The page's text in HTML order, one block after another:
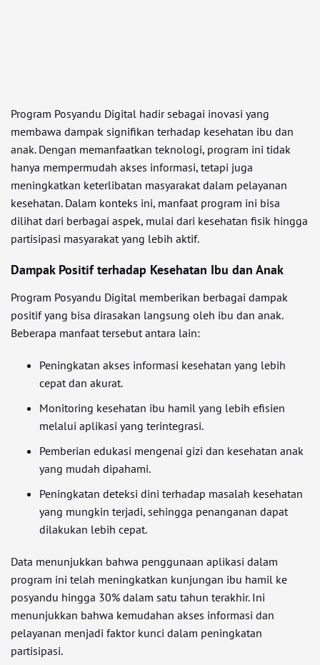
Program Posyandu Digital hadir sebagai inovasi yang
membawa dampak signifikan terhadap kesehatan ibu dan
anak. Dengan memanfaatkan teknologi, program ini tidak
hanya mempermudah akses informasi, tetapi juga
meningkatkan keterlibatan masyarakat dalam pelayanan
kesehatan. Dalam konteks ini, manfaat program ini bisa
dilihat dari berbagai aspek, mulai dari kesehatan fisik hingga
partisipasi masyarakat yang lebih aktif.
Dampak Positif terhadap Kesehatan Ibu dan Anak
Program Posyandu Digital memberikan berbagai dampak
positif yang bisa dirasakan langsung oleh ibu dan anak.
Beberapa manfaat tersebut antara lain:
Peningkatan akses informasi kesehatan yang lebih
cepat dan akurat.
Monitoring kesehatan ibu hamil yang lebih efisien
melalui aplikasi yang terintegrasi.
Pemberian edukasi mengenai gizi dan kesehatan anak
yang mudah dipahami.
Peningkatan deteksi dini terhadap masalah kesehatan
yang mungkin terjadi, sehingga penanganan dapat
dilakukan lebih cepat.
Data menunjukkan bahwa penggunaan aplikasi dalam
program ini telah meningkatkan kunjungan ibu hamil ke
posyandu hingga 30% dalam satu tahun terakhir. Ini
menunjukkan bahwa kemudahan akses informasi dan
pelayanan menjadi faktor kunci dalam peningkatan
partisipasi.